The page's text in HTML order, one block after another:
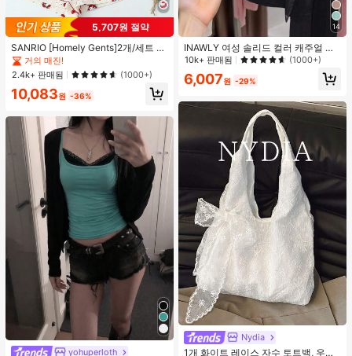
5,707원 절약
SANRIO [Homely Gents]2개/세트 여
성 프린트 라펠 반팔 버튼 포켓 상의
및 보우 반바지 잠옷 세트, 캐주얼 홈
웨어, 봄/여름에 적합
#1 TOP 3위
프라이드 월 여성 파자마 세트
거의 매진!
#1 TOP 3위
프라이드 월 여성 파자마 세트
거의 매진!
#1 TOP 3위
프라이드 월 여성 파자마 세트
거의 매진!
#1 TOP 3위
프라이드 월 여성 파자마 세트
거의 매진!
2.4k+ 판매됨 (1000+)
10,083원 -36%
yohuperloth
14
INAWLY 여성 솔리드 컬러 캐주얼 얇
은 가디건, 봄/여름
10k+ 판매됨 (1000+)
6,007원 -29%
Nydia
1개 화이트 레이스 자수 토트백, 우아
#1 TOP 3위 베이지 여성 토트백
거의 매진!